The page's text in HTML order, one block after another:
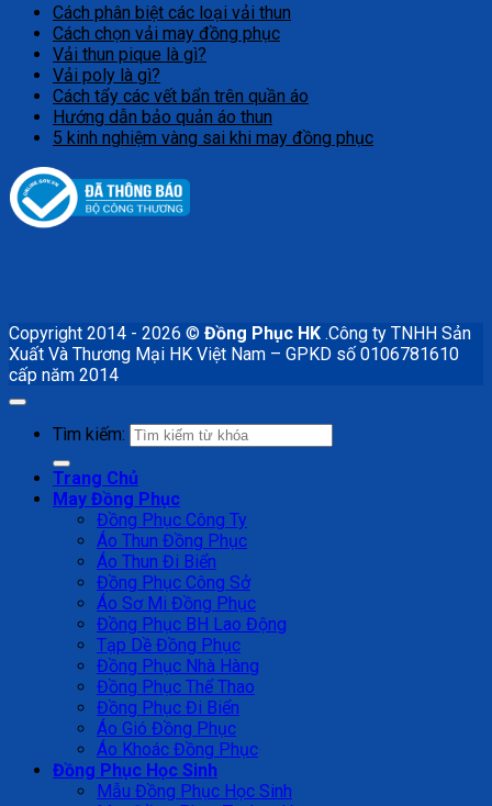
Cách phân biệt các loại vải thun
Cách chọn vải may đồng phục
Vải thun pique là gì?
Vải poly là gì?
Cách tẩy các vết bẩn trên quần áo
Hướng dẫn bảo quản áo thun
5 kinh nghiệm vàng sai khi may đồng phục
Copyright 2014 - 2026 © Đồng Phục HK .Công ty TNHH Sản
Xuất Và Thương Mại HK Việt Nam – GPKD số 0106781610
cấp năm 2014
Tìm kiếm:
Trang Chủ
May Đồng Phục
Đồng Phục Công Ty
Áo Thun Đồng Phục
Áo Thun Đi Biển
Đồng Phục Công Sở
Áo Sơ Mi Đồng Phục
Đồng Phục BH Lao Động
Tạp Dề Đồng Phục
Đồng Phục Nhà Hàng
Đồng Phục Thể Thao
Đồng Phục Đi Biển
Áo Gió Đồng Phục
Áo Khoác Đồng Phục
Đồng Phục Học Sinh
Mẫu Đồng Phục Học Sinh